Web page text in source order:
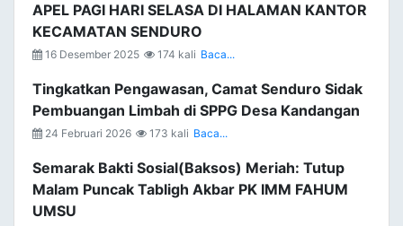
APEL PAGI HARI SELASA DI HALAMAN KANTOR
KECAMATAN SENDURO
16 Desember 2025 174 kali Baca...
Tingkatkan Pengawasan, Camat Senduro Sidak
Pembuangan Limbah di SPPG Desa Kandangan
24 Februari 2026 173 kali Baca...
Semarak Bakti Sosial(Baksos) Meriah: Tutup
Malam Puncak Tabligh Akbar PK IMM FAHUM
UMSU